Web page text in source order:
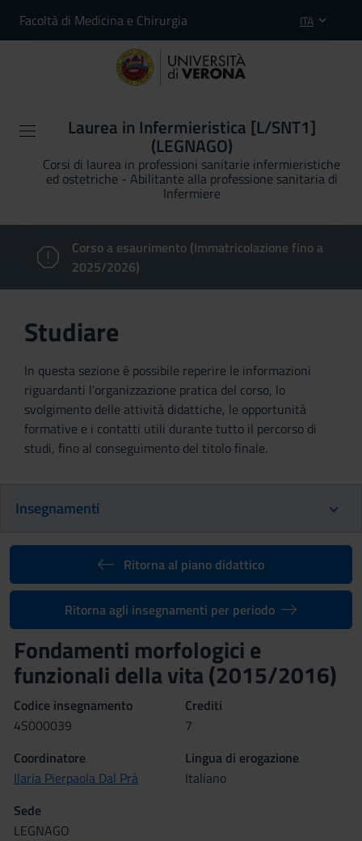
Facoltà di Medicina e Chirurgia ITA
Laurea in Infermieristica [L/SNT1]
(LEGNAGO)
Corsi di laurea in professioni sanitarie infermieristiche
ed ostetriche - Abilitante alla professione sanitaria di
Infermiere
Corso a esaurimento (Immatricolazione fino a
2025/2026)
Studiare
In questa sezione è possibile reperire le informazioni
riguardanti l'organizzazione pratica del corso, lo
svolgimento delle attività didattiche, le opportunità
formative e i contatti utili durante tutto il percorso di
studi, fino al conseguimento del titolo finale.
Insegnamenti
Ritorna al piano didattico
Ritorna agli insegnamenti per periodo
Fondamenti morfologici e
funzionali della vita (2015/2016)
Codice insegnamento
4S000039
Crediti
7
Coordinatore
Ilaria Pierpaola Dal Prà
Lingua di erogazione
Italiano
Sede
LEGNAGO